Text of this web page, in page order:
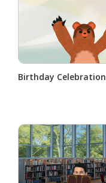
Birthday Celebration